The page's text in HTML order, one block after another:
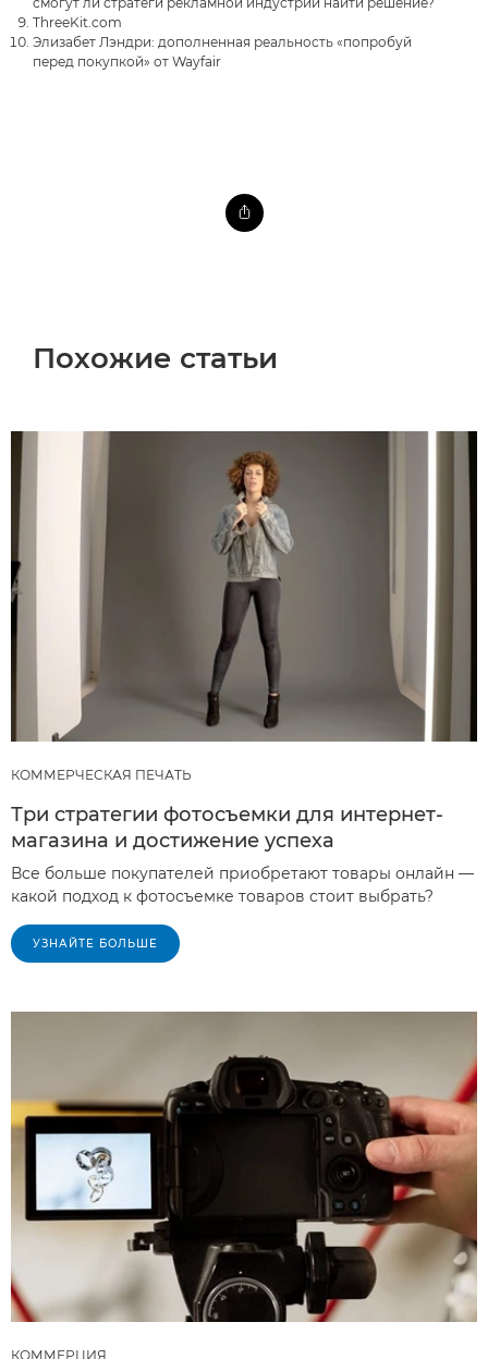
ThreeKit.com
Элизабет Лэндри: дополненная реальность «попробуй
перед покупкой» от Wayfair
Похожие статьи
КОММЕРЧЕСКАЯ ПЕЧАТЬ
Три стратегии фотосъемки для интернет-
магазина и достижение успеха
Все больше покупателей приобретают товары онлайн —
какой подход к фотосъемке товаров стоит выбрать?
УЗНАЙТЕ БОЛЬШЕ
КОММЕРЦИЯ